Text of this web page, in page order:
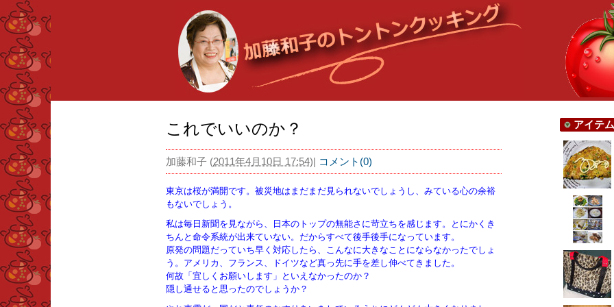
これでいいのか？
加藤和子 (2011年4月10日 17:54)| コメント(0)
東京は桜が満開です。被災地はまだまだ見られないでしょうし、みている心の余裕
もないでしょう。
私は毎日新聞を見ながら、日本のトップの無能さに苛立ちを感じます。とにかくき
ちんと命令系統が出来ていない。だからすべて後手後手になっています。
原発の問題だっていち早く対応したら、こんなに大きなことにならなかったでしょ
う。アメリカ、フランス、ドイツなど真っ先に手を差し伸べてきました。
何故「宜しくお願いします」といえなかったのか？
隠し通せると思ったのでしょうか？
アイテム